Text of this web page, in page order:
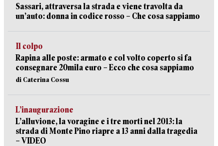
Sassari, attraversa la strada e viene travolta da
un’auto: donna in codice rosso – Che cosa sappiamo
Il colpo
Rapina alle poste: armato e col volto coperto si fa
consegnare 20mila euro – Ecco che cosa sappiamo
di Caterina Cossu
L’inaugurazione
L’alluvione, la voragine e i tre morti nel 2013: la
strada di Monte Pino riapre a 13 anni dalla tragedia
– VIDEO